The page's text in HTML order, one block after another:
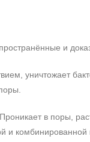
и
уничтожает
в поры,
и комбинированной